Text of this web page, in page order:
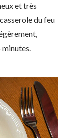
et très
du feu
minutes.